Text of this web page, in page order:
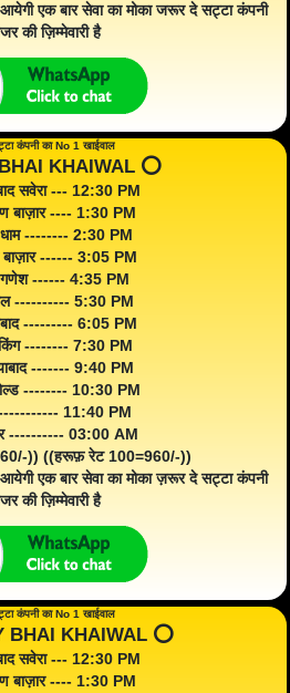
एक बार सेवा का मोका जरूर दे सट्टा कंपनी
की ज़िम्मेवारी है
कंपनी का No 1 खाईवाल
KHAIWAL ⭕️
सवेरा --- 12:30 PM
बाज़ार ---- 1:30 PM
-------- 2:30 PM
बाज़ार ------ 3:05 PM
गणेश ------ 4:35 PM
---------- 5:30 PM
--------- 6:05 PM
किंग -------- 7:30 PM
------- 9:40 PM
-------- 10:30 PM
11:40 PM
---------- 03:00 AM
)) ((हरूफ़ रेट 100=960/-))
एक बार सेवा का मोका ज़रूर दे सट्टा कंपनी
की ज़िम्मेवारी है
कंपनी का No 1 खाईवाल
BHAI KHAIWAL ⭕️
सवेरा --- 12:30 PM
बाज़ार ---- 1:30 PM